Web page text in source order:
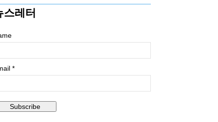
스레터
*